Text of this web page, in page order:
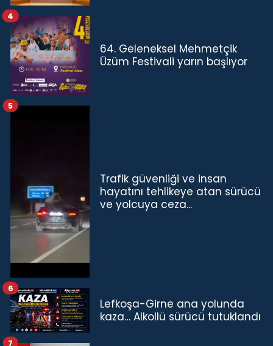
64. Geleneksel Mehmetçik
Üzüm Festivali yarın başlıyor
4
Trafik güvenliği ve insan
hayatını tehlikeye atan sürücü
ve yolcuya ceza...
5
Lefkoşa-Girne ana yolunda
kaza… Alkollü sürücü tutuklandı
6
7